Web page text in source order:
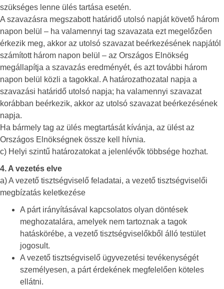
szükséges lenne ülés tartása esetén.
A szavazásra megszabott határidő utolsó napját követő három
napon belül – ha valamennyi tag szavazata ezt megelőzően
érkezik meg, akkor az utolsó szavazat beérkezésének napjától
számított három napon belül – az Országos Elnökség
megállapítja a szavazás eredményét, és azt további három
napon belül közli a tagokkal. A határozathozatal napja a
szavazási határidő utolsó napja; ha valamennyi szavazat
korábban beérkezik, akkor az utolsó szavazat beérkezésének
napja.
Ha bármely tag az ülés megtartását kívánja, az ülést az
Országos Elnökségnek össze kell hívnia.
c) Helyi szintű határozatokat a jelenlévők többsége hozhat.
4. A vezetés elve
a) A vezető tisztségviselő feladatai, a vezető tisztségviselői
megbízatás keletkezése
A párt irányításával kapcsolatos olyan döntések
meghozatalára, amelyek nem tartoznak a tagok
hatáskörébe, a vezető tisztségviselőkből álló testület
jogosult.
A vezető tisztségviselő ügyvezetési tevékenységét
személyesen, a párt érdekének megfelelően köteles
ellátni.